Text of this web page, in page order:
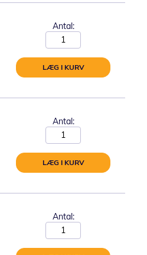
Antal:
LÆG I KURV
Antal:
LÆG I KURV
Antal: